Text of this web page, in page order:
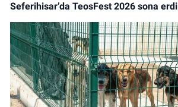
Seferihisar’da TeosFest 2026 sona erdi